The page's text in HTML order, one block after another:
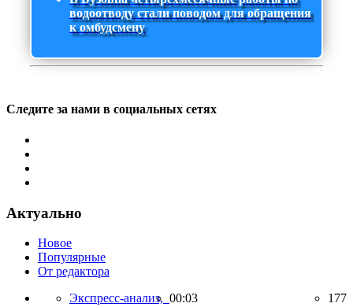
водоотводу стали поводом для обращения
к омбудсмену
Следите за нами в социальных сетях
Актуально
Новое
Популярные
От редактора
Экспресс-анализ, 00:03 177